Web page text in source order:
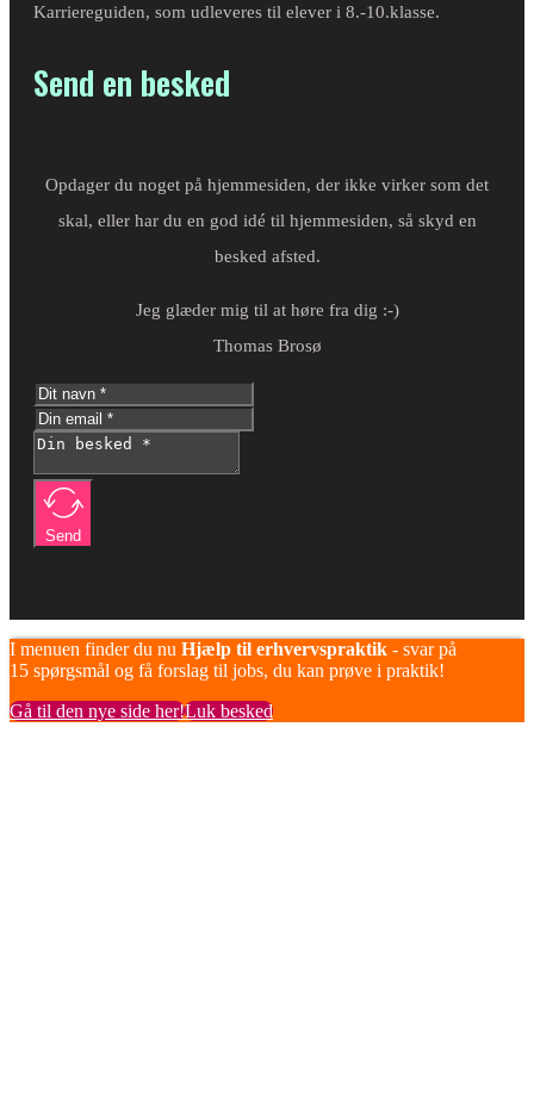
Karriereguiden, som udleveres til elever i 8.-10.klasse.
Send en besked
Opdager du noget på hjemmesiden, der ikke virker som det
skal, eller har du en god idé til hjemmesiden, så skyd en
besked afsted.
Jeg glæder mig til at høre fra dig :-)
Thomas Brosø
Send
I menuen finder du nu Hjælp til erhvervspraktik - svar på
15 spørgsmål og få forslag til jobs, du kan prøve i praktik!
Gå til den nye side her!Luk besked